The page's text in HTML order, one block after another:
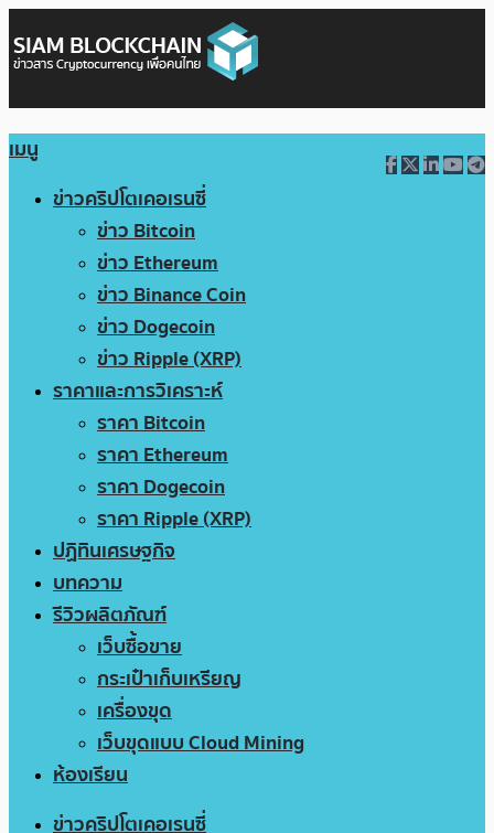
เมนู
ข่าวคริปโตเคอเรนซี่
ข่าว Bitcoin
ข่าว Ethereum
ข่าว Binance Coin
ข่าว Dogecoin
ข่าว Ripple (XRP)
ราคาและการวิเคราะห์
ราคา Bitcoin
ราคา Ethereum
ราคา Dogecoin
ราคา Ripple (XRP)
ปฏิทินเศรษฐกิจ
บทความ
รีวิวผลิตภัณฑ์
เว็บซื้อขาย
กระเป๋าเก็บเหรียญ
เครื่องขุด
เว็บขุดแบบ Cloud Mining
ห้องเรียน
ข่าวคริปโตเคอเรนซี่